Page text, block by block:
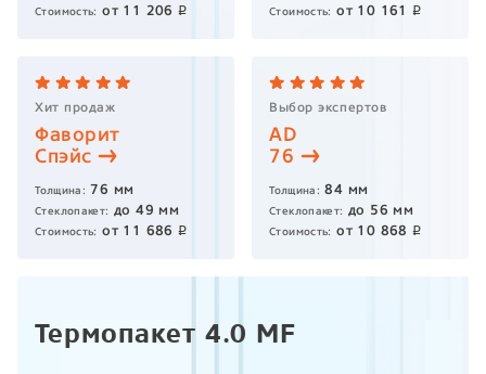
Стоимость: от 11 206 p Стоимость: от 10 161 p
Хит продаж
Фаворит
Спэйс
Толщина: 76 мм
Стеклопакет: до49 мм
Стоимость: от 11 686 p
Выбор экспертов
AD
76
Толщина: 84 мм
Стеклопакет: до 56 мм
Стоимость: от 10 868 p
Термопакет 4.0 MF